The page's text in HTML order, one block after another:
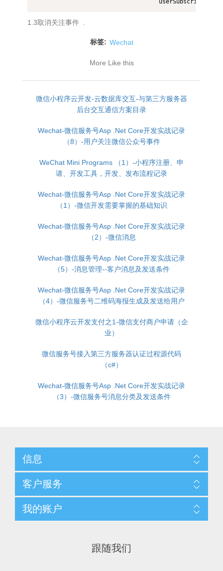
1.3取消关注事件 .
标签: Wechat
More Like this
微信小程序云开发-云数据库交互-与第三方服务器
后台交互通信方案目录
Wechat-微信服务号Asp .Net Core开发实战记录
（8）-用户关注微信公众号事件
WeChat Mini Programs （1）-小程序注册、申
请、开发工具，开发、发布流程记录
Wechat-微信服务号Asp .Net Core开发实战记录
（1）-微信开发需要掌握的基础知识
Wechat-微信服务号Asp .Net Core开发实战记录
（2）-微信消息
Wechat-微信服务号Asp .Net Core开发实战记录
（5）-消息管理--客户消息及发送条件
Wechat-微信服务号Asp .Net Core开发实战记录
（4）-微信服务号二维码海报生成及发送给用户
微信小程序云开发支付之1-微信支付商户申请（企
业）
微信服务号接入第三方服务器认证过程源代码
（c#）
Wechat-微信服务号Asp .Net Core开发实战记录
（3）-微信服务号消息分类及发送条件
信息
客户服务
我的账户
跟随我们